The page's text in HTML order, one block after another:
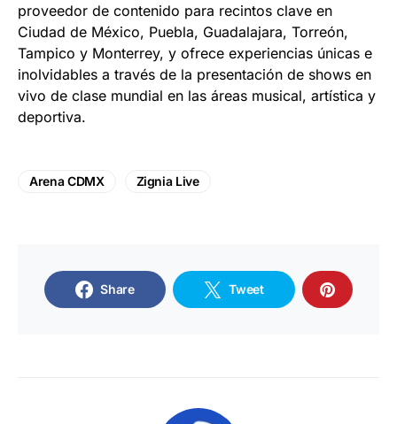
proveedor de contenido para recintos clave en
Ciudad de México, Puebla, Guadalajara, Torreón,
Tampico y Monterrey, y ofrece experiencias únicas e
inolvidables a través de la presentación de shows en
vivo de clase mundial en las áreas musical, artística y
deportiva.
Arena CDMX Zignia Live
Share Tweet